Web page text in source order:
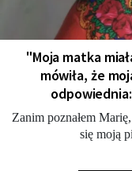
"Moja matka
mówiła, że
Zanim poznałem
się moją